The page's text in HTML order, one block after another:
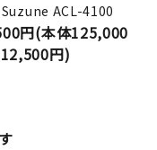
ACL-4100
円(本体125,000
12,500円)